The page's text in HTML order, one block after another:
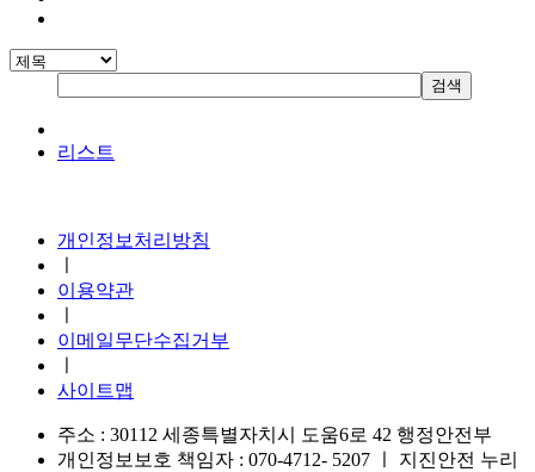
리스트
개인정보처리방침
이용약관
이메일무단수집거부
사이트맵
주소 : 30112 세종특별자치시 도움6로 42 행정안전부
개인정보보호 책임자 : 070-4712- 5207
지진안전 누리